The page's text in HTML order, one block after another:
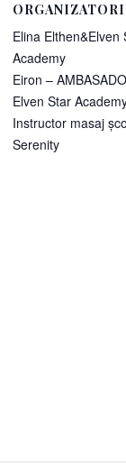
ORGANIZATORI
Elina Elthen&Elven
Academy
Eiron –
Elven Star
Instructor masaj
Serenity